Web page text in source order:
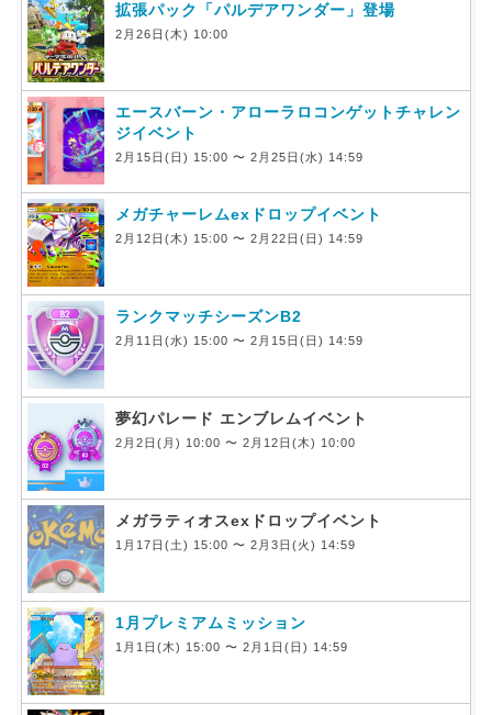
拡張パック「パルデアワンダー」登場
2月26日(木) 10:00
エースバーン・アローラロコンゲットチャレン
ジイベント
2月15日(日) 15:00 〜 2月25日(水) 14:59
メガチャーレムexドロップイベント
2月12日(木) 15:00 〜 2月22日(日) 14:59
ランクマッチシーズンB2
2月11日(水) 15:00 〜 2月15日(日) 14:59
夢幻パレード エンブレムイベント
2月2日(月) 10:00 〜 2月12日(木) 10:00
メガラティオスexドロップイベント
1月17日(土) 15:00 〜 2月3日(火) 14:59
1月プレミアムミッション
1月1日(木) 15:00 〜 2月1日(日) 14:59